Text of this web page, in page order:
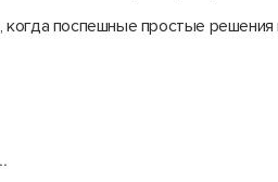
когда поспешные простые